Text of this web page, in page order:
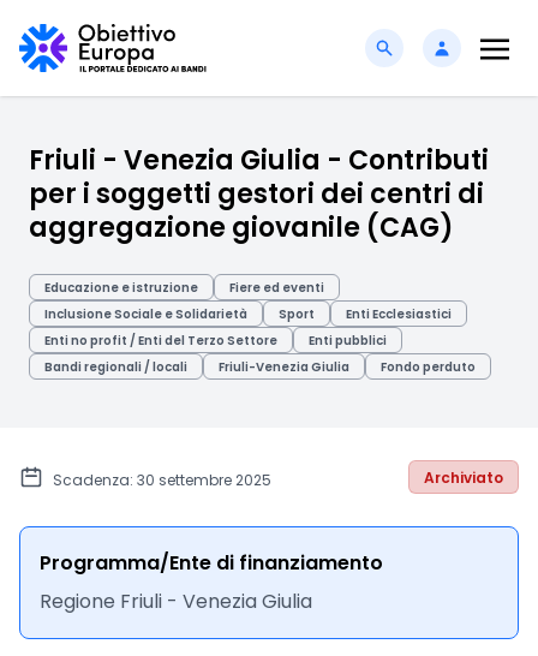
Friuli - Venezia Giulia - Contributi
per i soggetti gestori dei centri di
aggregazione giovanile (CAG)
Educazione e istruzione
Fiere ed eventi
Inclusione Sociale e Solidarietà
Sport
Enti Ecclesiastici
Enti no profit / Enti del Terzo Settore
Enti pubblici
Bandi regionali / locali
Friuli-Venezia Giulia Fondo perduto
Scadenza: 30 settembre 2025 Archiviato
Programma/Ente di finanziamento
Regione Friuli - Venezia Giulia